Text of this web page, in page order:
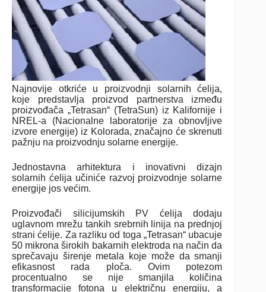
Najnovije otkriće u proizvodnji solarnih ćelija,
koje predstavlja proizvod partnerstva između
proizvođača „Tetrasan“ (TetraSun) iz Kalifornije i
NREL-a (Nacionalne laboratorije za obnovljive
izvore energije) iz Kolorada, značajno će skrenuti
pažnju na proizvodnju solarne energije.
Jednostavna arhitektura i inovativni dizajn
solarnih ćelija učiniće razvoj proizvodnje solarne
energije jos većim.
Proizvođači silicijumskih PV ćelija dodaju
uglavnom mrežu tankih srebrnih linija na prednjoj
strani ćelije. Za razliku od toga „Tetrasan“ ubacuje
50 mikrona širokih bakarnih elektroda na način da
sprečavaju širenje metala koje može da smanji
efikasnost rada ploča. Ovim potezom
procentualno se nije smanjila količina
transformacije fotona u električnu energiju, a